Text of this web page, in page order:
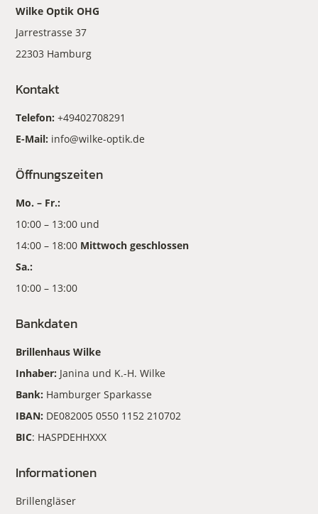
Wilke Optik OHG
Jarrestrasse 37
22303 Hamburg
Kontakt
Telefon:+49402708291
E-Mail: info@wilke-optik.de
Öffnungszeiten
Mo. – Fr.:
10:00 – 13:00 und
14:00 – 18:00 Mittwoch geschlossen
Sa.:
10:00 – 13:00
Bankdaten
Brillenhaus Wilke
Inhaber: Janina und K.-H. Wilke
Bank: Hamburger Sparkasse
IBAN: DE082005 0550 1152 210702
BIC: HASPDEHHXXX
Informationen
Brillengläser